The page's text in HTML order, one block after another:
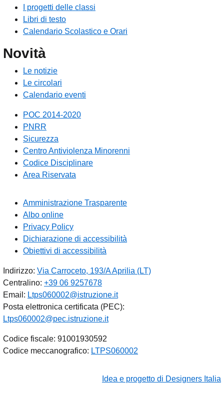
I progetti delle classi
Libri di testo
Calendario Scolastico e Orari
Novità
Le notizie
Le circolari
Calendario eventi
POC 2014-2020
PNRR
Sicurezza
Centro Antiviolenza Minorenni
Codice Disciplinare
Area Riservata
Amministrazione Trasparente
Albo online
Privacy Policy
Dichiarazione di accessibilità
Obiettivi di accessibilità
Indirizzo: Via Carroceto, 193/A Aprilia (LT)
Centralino: +39 06 9257678
Email: Ltps060002@istruzione.it
Posta elettronica certificata (PEC):
Ltps060002@pec.istruzione.it
Codice fiscale: 91001930592
Codice meccanografico: LTPS060002
Idea e progetto di Designers Italia